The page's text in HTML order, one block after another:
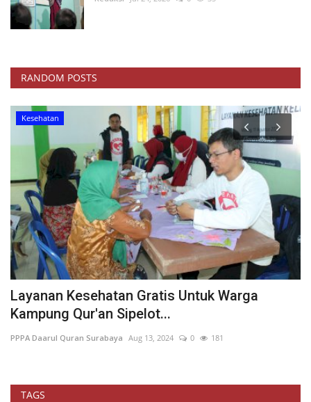
RANDOM POSTS
Kesehatan
Layanan Kesehatan Gratis Untuk Warga
Kampung Qur'an Sipelot...
PPPA Daarul Quran Surabaya Aug 13, 2024 0 181
TAGS